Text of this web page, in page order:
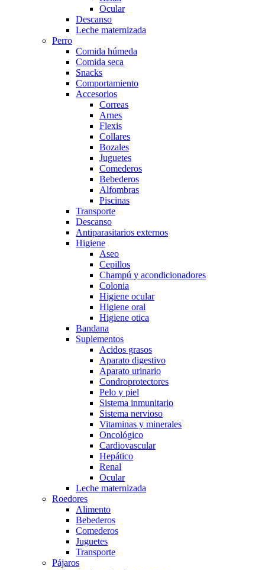
Ocular
Descanso
Leche maternizada
Perro
Comida húmeda
Comida seca
Snacks
Comportamiento
Accesorios
Correas
Arnes
Flexis
Collares
Bozales
Juguetes
Comederos
Bebederos
Alfombras
Piscinas
Transporte
Descanso
Antiparasitarios externos
Higiene
Aseo
Cepillos
Champú y acondicionadores
Colonia
Higiene ocular
Higiene oral
Higiene otica
Bandana
Suplementos
Acidos grasos
Aparato digestivo
Aparato urinario
Condroprotectores
Pelo y piel
Sistema inmunitario
Sistema nervioso
Vitaminas y minerales
Oncológico
Cardiovascular
Hepático
Renal
Ocular
Leche maternizada
Roedores
Alimento
Bebederos
Comederos
Juguetes
Transporte
Pájaros